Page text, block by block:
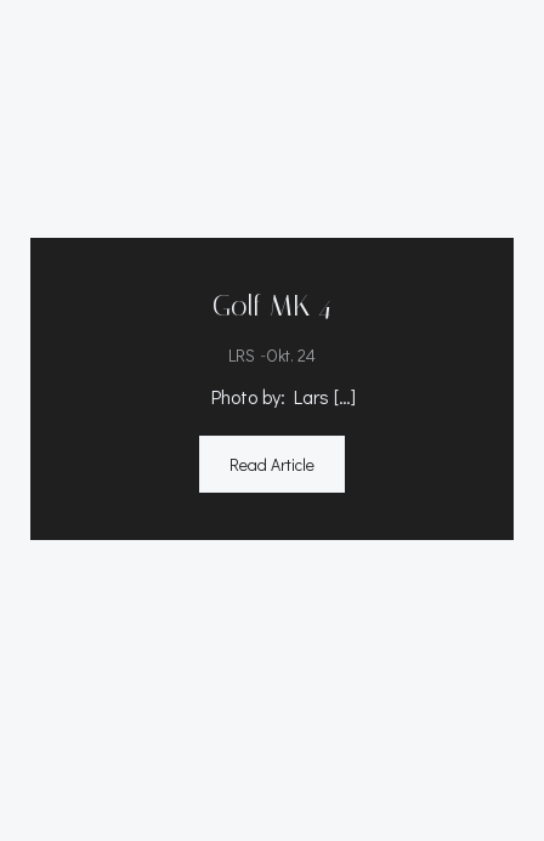
Golf MK 4
LRS -Okt. 24
Photo by: Lars […]
Read Article